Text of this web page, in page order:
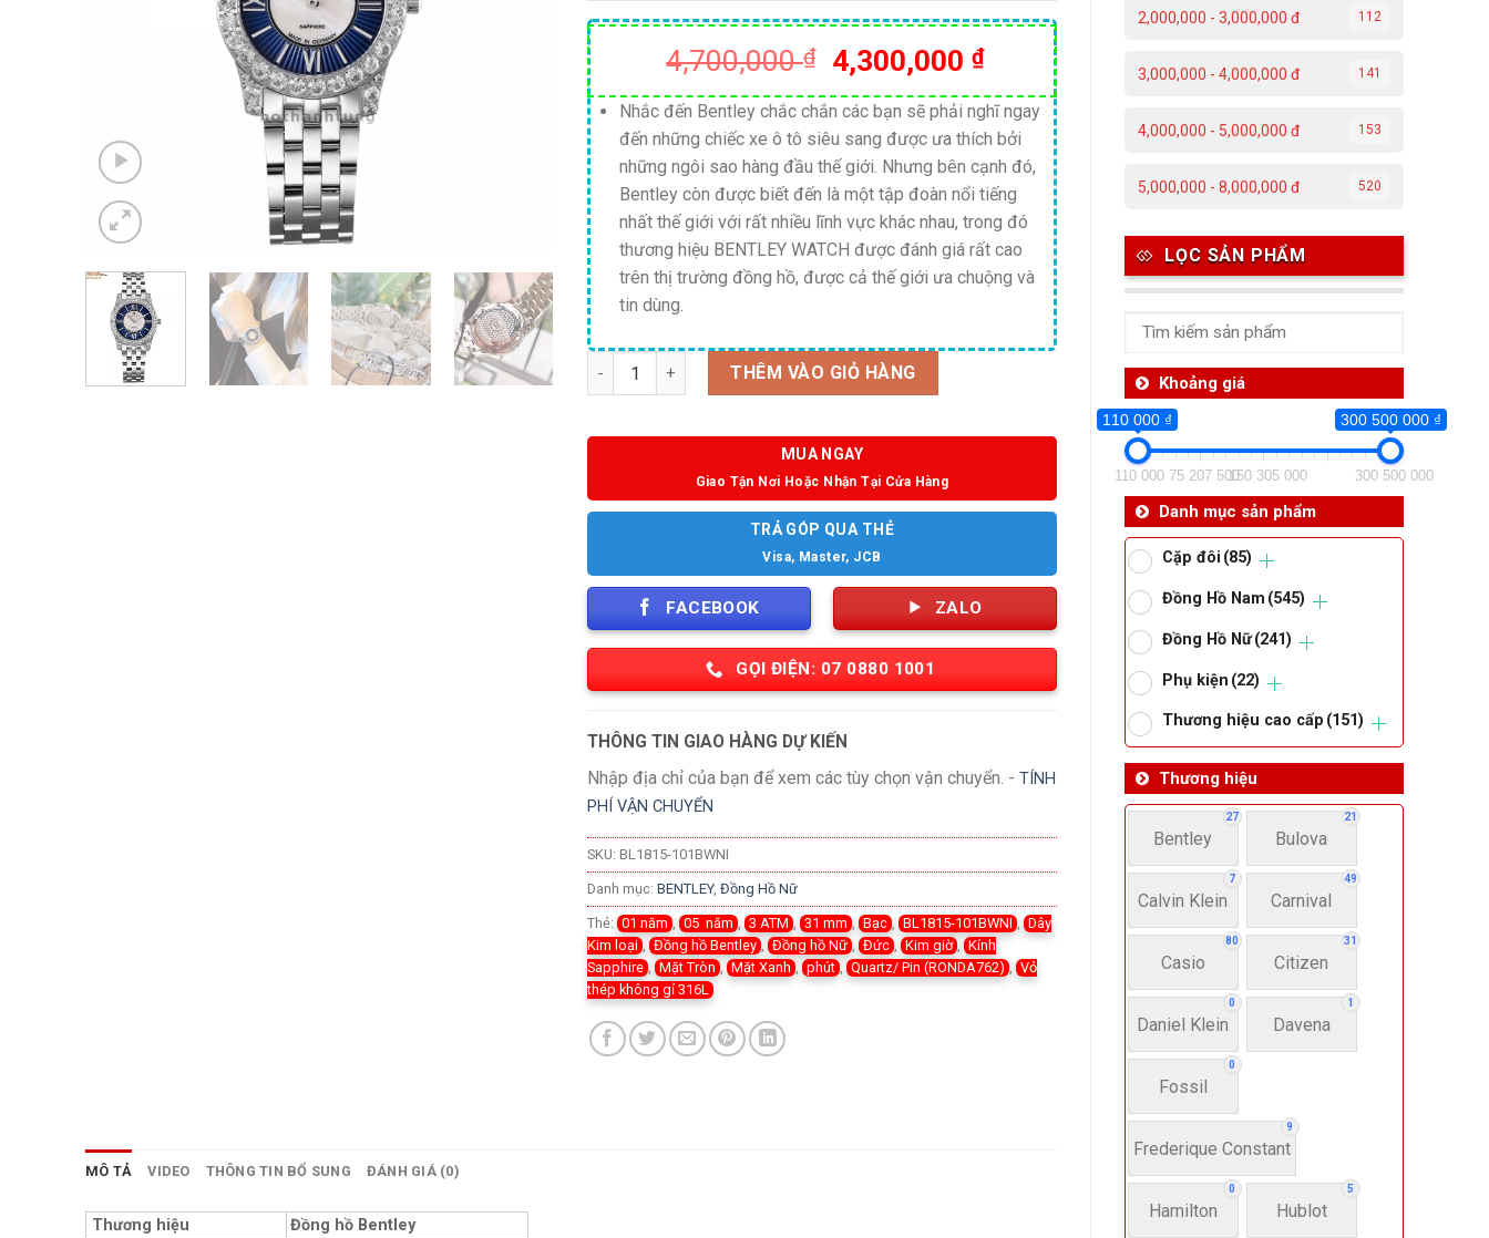
2,000,000 - 3,000,000 đ 112
3,000,000 - 4,000,000 đ 141
4,000,000 - 5,000,000 đ 153
5,000,000 - 8,000,000 đ 520
LỌC SẢN PHẨM
Khoảng giá
110 000 ₫ 300 500 000 ₫
110 000 75 207 500150 305 000 300 500 000
Danh mục sản phẩm
Cặp đôi (85)
Đồng Hồ Nam (545)
Đồng Hồ Nữ (241)
Phụ kiện (22)
Thương hiệu cao cấp (151)
Thương hiệu
27
Bentley
21
Bulova
7
Calvin Klein
49
Carnival
80
Casio
31
Citizen
0
Daniel Klein
1
Davena
0
Fossil
9
Frederique Constant
0
Hamilton
5
Hublot
4,700,000₫
Giá
gốc
là:
4,700,000 ₫.
4,300,000 ₫Giá
hiện
tại
là:
4,300,000 ₫.
Nhắc đến Bentley chắc chắn các bạn sẽ phải nghĩ ngay
đến những chiếc xe ô tô siêu sang được ưa thích bởi
những ngôi sao hàng đầu thế giới. Nhưng bên cạnh đó,
Bentley còn được biết đến là một tập đoàn nổi tiếng
nhất thế giới với rất nhiều lĩnh vực khác nhau, trong đó
thương hiệu BENTLEY WATCH được đánh giá rất cao
trên thị trường đồng hồ, được cả thế giới ưa chuộng và
tin dùng.
Số lượng THÊM VÀO GIỎ HÀNG
MUA NGAY
Giao Tận Nơi Hoặc Nhận Tại Cửa Hàng
TRẢ GÓP QUA THẺ
Visa, Master, JCB
FACEBOOK ZALO
GỌI ĐIỆN: 07 0880 1001
THÔNG TIN GIAO HÀNG DỰ KIẾN
Nhập địa chỉ của bạn để xem các tùy chọn vận chuyển. -TÍNH
PHÍ VẬN CHUYỂN
SKU:BL1815-101BWNI
Danh mục:BENTLEY,Đồng Hồ Nữ
Thẻ: 01 năm , 05 năm , 3 ATM , 31 mm , Bạc , BL1815-101BWNI , Dây
Kim loại
, Đồng hồ Bentley , Đồng hồ Nữ , Đức , Kim giờ , Kính
Sapphire
, Mặt Tròn , Mặt Xanh , phút , Quartz/ Pin (RONDA762) , Vỏ
thép không gỉ 316L
MÔ TẢ VIDEO THÔNG TIN BỔ SUNG ĐÁNH GIÁ (0)
Thương hiệu
Đồng hồ Bentley